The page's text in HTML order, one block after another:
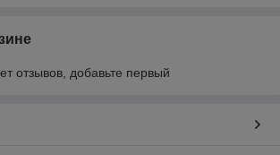
отзывов, добавьте первый